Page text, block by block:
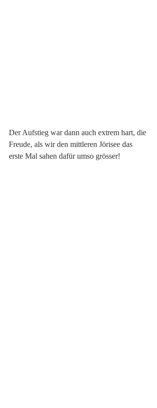
Der Aufstieg war dann auch extrem hart, die
Freude, als wir den mittleren Jörisee das
erste Mal sahen dafür umso grösser!